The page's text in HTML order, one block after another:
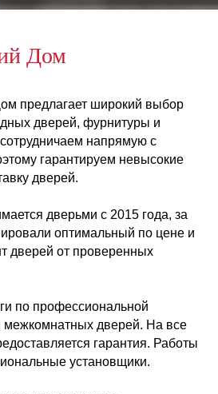
Дом
предлагает широкий выбор
дверей, фурнитуры и
напрямую с
гарантируем невысокие
дверей.
дверьми с 2015 года, за
оптимальный по цене и
дверей от проверенных
по профессиональной
межкомнатных дверей. На все
гарантия. Работы
установщики.